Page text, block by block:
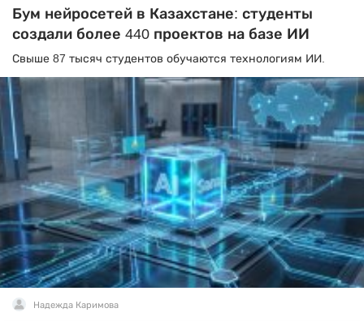
Бум нейросетей в Казахстане: студенты
создали более 440 проектов на базе ИИ
Свыше 87 тысяч студентов обучаются технологиям ИИ.
Надежда Каримова